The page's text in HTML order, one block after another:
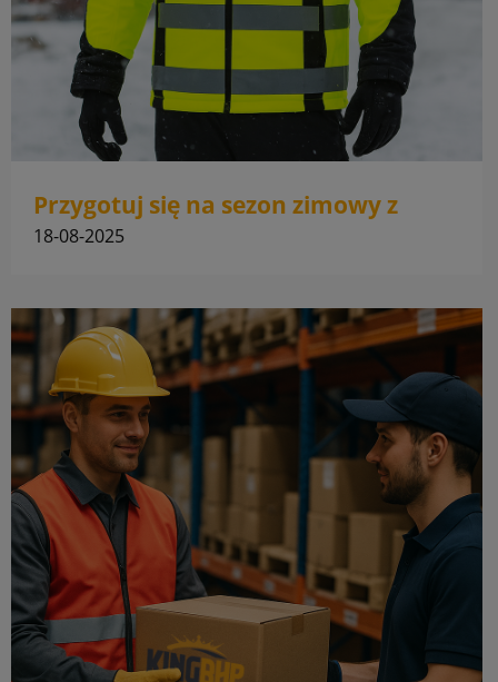
Przygotuj się na sezon zimowy z
odzieżą BHP
18-08-2025